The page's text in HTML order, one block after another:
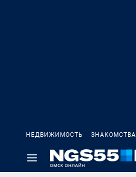
НЕДВИЖИМОСТЬ ЗНАКОМСТВА